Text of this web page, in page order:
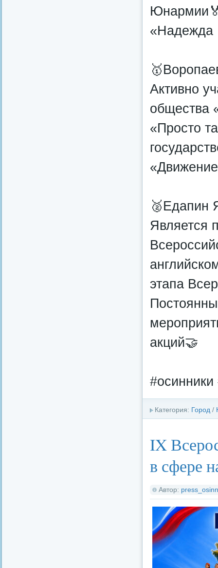
«Надежда
Активно
общества
«Просто
🥈Едапин
Является
этапа
акций🤝
#осинники
Категория: Город /
IX
в сфере
Автор: